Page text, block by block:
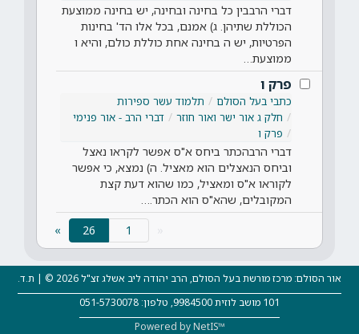
דברי הרבבין כל בחינה ובחינה, יש בחינה ממוצעת
הכוללת שתיהן. ג) אמנם, בכל אלו הד' בחינות
הפרטיות, יש ה בחינה אחת כוללת כולם, והיא ו
ממוצעת…
פרק ו
כתבי בעל הסולם
תלמוד עשר ספירות
חלק ג אור ישר ואור חוזר
דברי הרב - אור פנימי
פרק ו
דברי הרבהכתר ביחס א"ס אפשר לקראו נאצל
וביחס הנאצלים הוא מאציל. ה) נמצא, כי אפשר
לקוראו א"ס ומאציל, כמו שהוא דעת קצת
המקובלים, שהא"ס הוא הכתר.…
26
»
אור הסולם: מרכז מורשת בעל הסולם, הרב יהודה ליב אשלג זצ"ל 2026 © | ת.ד.
101 מושב לוזית 9984500, טלפון: 051-5730078
Powered by NetIS™